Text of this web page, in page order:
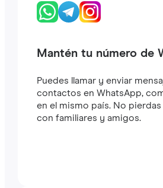
Mantén tu número de
Puedes llamar y enviar
contactos en WhatsApp,
en el mismo país. No
con familiares y amigos.